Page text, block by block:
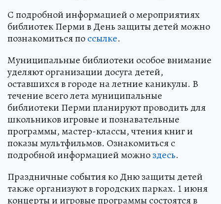
С подробной информацией о мероприятиях
библиотек Перми в День защиты детей можно
познакомиться поссылке.
Муниципальные библиотеки особое внимание
уделяют организации досуга детей,
оставшихся в городе на летние каникулы. В
течение всего лета муниципальные
библиотеки Перми планируют проводить для
школьников игровые и познавательные
программы, мастер-классы, чтения книг и
показы мультфильмов. Ознакомиться с
подробной информацией можноздесь.
Праздничные события ко Дню защиты детей
также организуют в городских парках. 1 июня
концерты и игровые программы состоятся в